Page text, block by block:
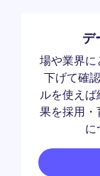
デ
場や業界に
下げて確
ルを使え
果を採用・
に